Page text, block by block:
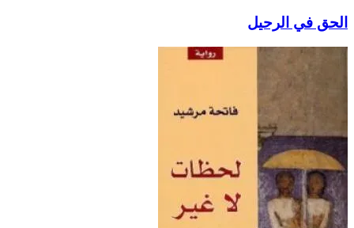
الحق في الرحيل